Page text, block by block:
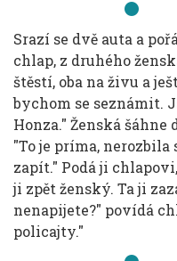
Srazí se dvě auta a
chlap, z druhého
štěstí, oba na živu a
bychom se seznámit.
Honza." Ženská
"To je príma,
zapít." Podá ji
ji zpět ženský. Ta ji
nenapijete?" povídá
policajty."